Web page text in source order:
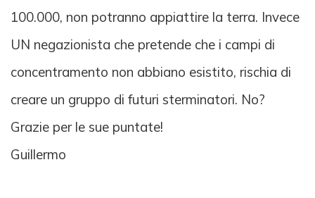
100.000, non potranno appiattire la terra. Invece
UN negazionista che pretende che i campi di
concentramento non abbiano esistito, rischia di
creare un gruppo di futuri sterminatori. No?
Grazie per le sue puntate!
Guillermo